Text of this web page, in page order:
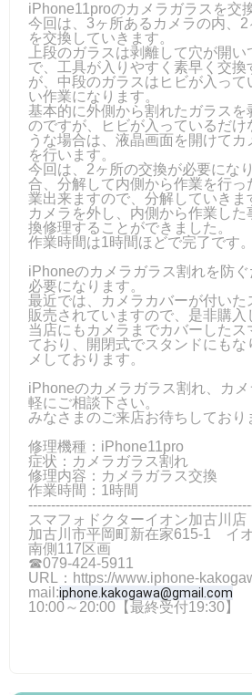
iPhone11proのカメラガラスを交
今回は、3ヶ所あるカメラの内、
を交換していきます。
上段のガラスは剥離して穴が開
で、工具が入りやすく素早く交換
が、中段のガラスはヒビが入って
い作業になります。
基本的に外側から割れたガラスを
のですが、ヒビが入っているだけ
うな場合は、液晶画面を開けて
を行います。
今回は、2ヶ所の交換が必要にな
合、分解して内側から作業を行っ
業出来ますので、分解していきま
カメラを外し、内側から作業し
換修理することができました。
作業時間は1時間ほどで完了です。
iPhoneのカメラガラス割れを防
必要になります。
最近では、カメラカバーが付いた
販売されていますので、是非購入
当店にもカメラまでカバーしたス
ており、開閉式でスタンドにもな
メしております。
iPhoneのカメラガラス割れ、カ
軽にご相談下さい。
みなさまのご来店お待ちしており
修理機種：iPhone11pro
症状：カメラガラス割れ
修理内容：カメラガラス交換
作業時間：1時間
スマフォドクターイオン加古川店
加古川市平岡町新在家615-1 イ
南側117区画
☎079-424‐5911
URL：https://www.iphone-
mail:iphone.kakogawa@gmail.com
10:00～20:00【最終受付19:30】